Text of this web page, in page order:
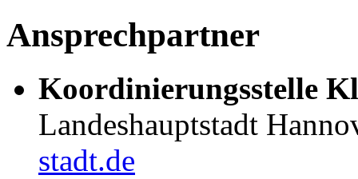
Ansprechpartner
Koordinierungsstelle
Landeshauptstadt
stadt.de